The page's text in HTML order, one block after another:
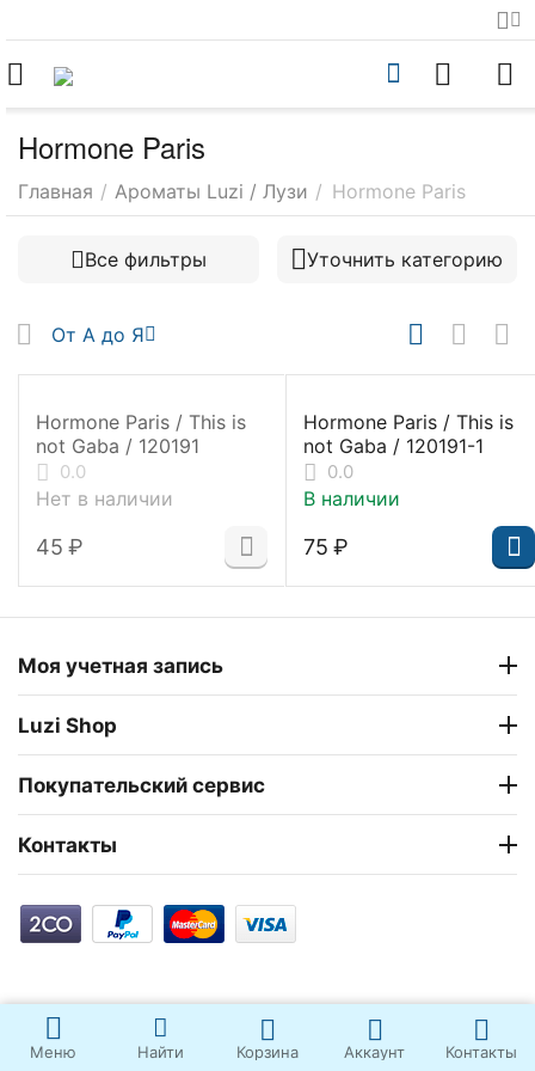
Hormone Paris
Главная / Ароматы Luzi / Лузи / Hormone Paris
Все фильтры Уточнить категорию
От А до Я
Hormone Paris / This is
not Gaba / 120191
0.0
Нет в наличии
‍45‍ ₽
Hormone Paris / This is
not Gaba / 120191-1
0.0
В наличии
‍75‍ ₽
Моя учетная запись
Luzi Shop
Покупательский сервис
Контакты
Меню Найти Корзина Аккаунт Контакты